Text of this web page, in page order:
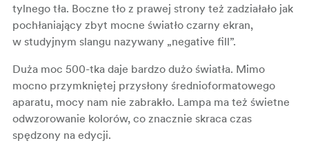
tylnego tła. Boczne tło z prawej strony też zadziałało jak
pochłaniający zbyt mocne światło czarny ekran,
w studyjnym slangu nazywany „negative fill”.
Duża moc 500-tka daje bardzo dużo światła. Mimo
mocno przymkniętej przysłony średnioformatowego
aparatu, mocy nam nie zabrakło. Lampa ma też świetne
odwzorowanie kolorów, co znacznie skraca czas
spędzony na edycji.